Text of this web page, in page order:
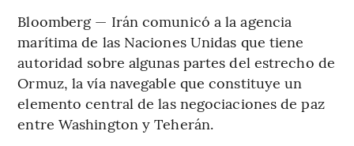
Bloomberg — Irán comunicó a la agencia
marítima de las Naciones Unidas que tiene
autoridad sobre algunas partes del estrecho de
Ormuz, la vía navegable que constituye un
elemento central de las negociaciones de paz
entre Washington y Teherán.